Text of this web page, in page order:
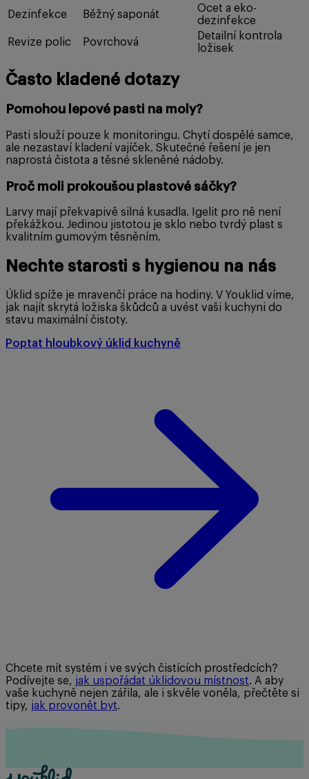
Dezinfekce
Běžný saponát
Ocet a eko-
dezinfekce
Revize polic
Povrchová
Detailní kontrola
ložisek
Často kladené dotazy
Pomohou lepové pasti na moly?
Pasti slouží pouze k monitoringu. Chytí dospělé samce,
ale nezastaví kladení vajíček. Skutečné řešení je jen
naprostá čistota a těsné skleněné nádoby.
Proč moli prokoušou plastové sáčky?
Larvy mají překvapivě silná kusadla. Igelit pro ně není
překážkou. Jedinou jistotou je sklo nebo tvrdý plast s
kvalitním gumovým těsněním.
Nechte starosti s hygienou na nás
Úklid spíže je mravenčí práce na hodiny. V Youklid víme,
jak najít skrytá ložiska škůdců a uvést vaši kuchyni do
stavu maximální čistoty.
Poptat hloubkový úklid kuchyně
Chcete mít systém i ve svých čistících prostředcích?
Podívejte se, jak uspořádat úklidovou místnost. A aby
vaše kuchyně nejen zářila, ale i skvěle voněla, přečtěte si
tipy, jak provonět byt.